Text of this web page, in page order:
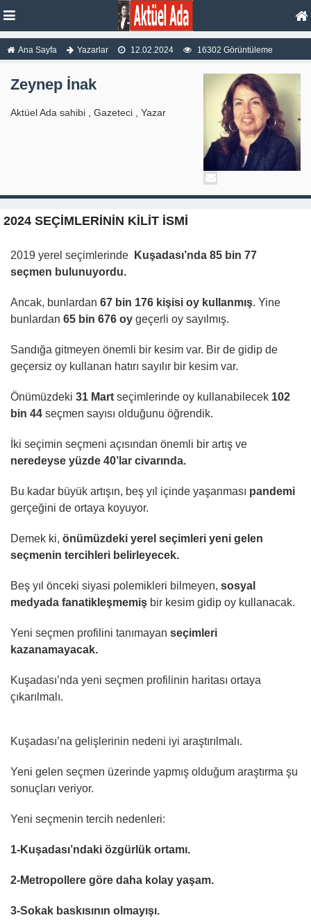
Ana Sayfa Yazarlar 12.02.2024 16302 Görüntüleme
Zeynep İnak
Aktüel Ada sahibi , Gazeteci , Yazar
2024 SEÇİMLERİNİN KİLİT İSMİ
2019 yerel seçimlerinde
Kuşadası’nda 85 bin 77
seçmen bulunuyordu.
Ancak, bunlardan 67 bin 176 kişisi oy kullanmış. Yine
bunlardan 65 bin 676 oy geçerli oy sayılmış.
Sandığa gitmeyen önemli bir kesim var. Bir de gidip de
geçersiz oy kullanan hatırı sayılır bir kesim var.
Önümüzdeki 31 Mart seçimlerinde oy kullanabilecek 102
bin 44 seçmen sayısı olduğunu öğrendik.
İki seçimin seçmeni açısından önemli bir artış ve
neredeyse yüzde 40’lar civarında.
Bu kadar büyük artışın, beş yıl içinde yaşanması pandemi
gerçeğini de ortaya koyuyor.
Demek ki, önümüzdeki yerel seçimleri yeni gelen
seçmenin tercihleri belirleyecek.
Beş yıl önceki siyasi polemikleri bilmeyen, sosyal
medyada fanatikleşmemiş bir kesim gidip oy kullanacak.
Yeni seçmen profilini tanımayan seçimleri
kazanamayacak.
Kuşadası’nda yeni seçmen profilinin haritası ortaya
çıkarılmalı.
Kuşadası’na gelişlerinin nedeni iyi araştırılmalı.
Yeni gelen seçmen üzerinde yapmış olduğum araştırma şu
sonuçları veriyor.
Yeni seçmenin tercih nedenleri:
1-Kuşadası’ndaki özgürlük ortamı.
2-Metropollere göre daha kolay yaşam.
3-Sokak baskısının olmayışı.